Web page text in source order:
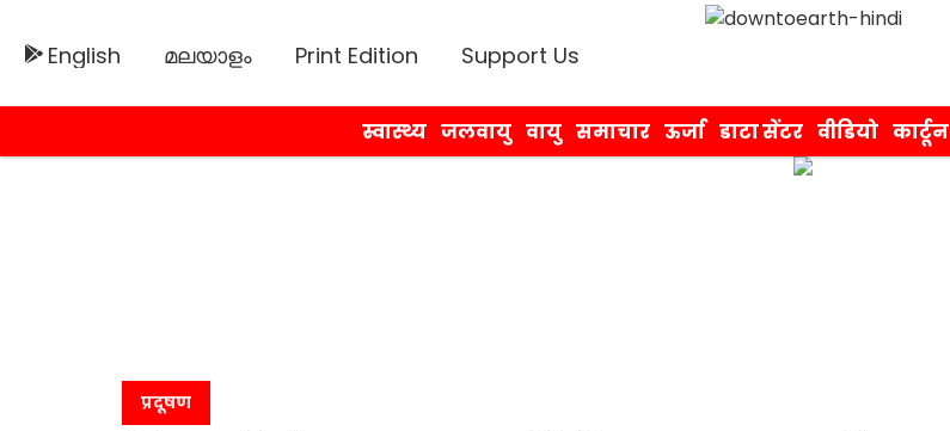
English മലയാളം Print Edition Support Us
स्वास्थ्य जलवायु वायु समाचार ऊर्जा डाटा सेंटर वीडियो कार्टून
प्रदूषण